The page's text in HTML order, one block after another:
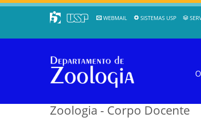
WEBMAIL SISTEMAS USP
Zoologia - Corpo Docente